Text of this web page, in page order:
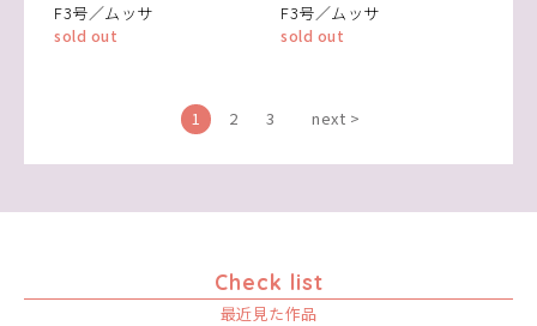
F3号／ムッサ
sold out
F3号／ムッサ
sold out
1 2 3 next >
Check list
最近見た作品